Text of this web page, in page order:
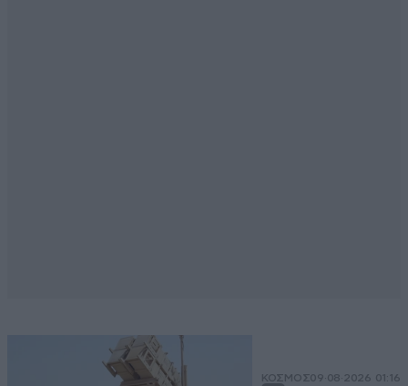
ΚΟΣΜΟΣ09·08·2026 01:16